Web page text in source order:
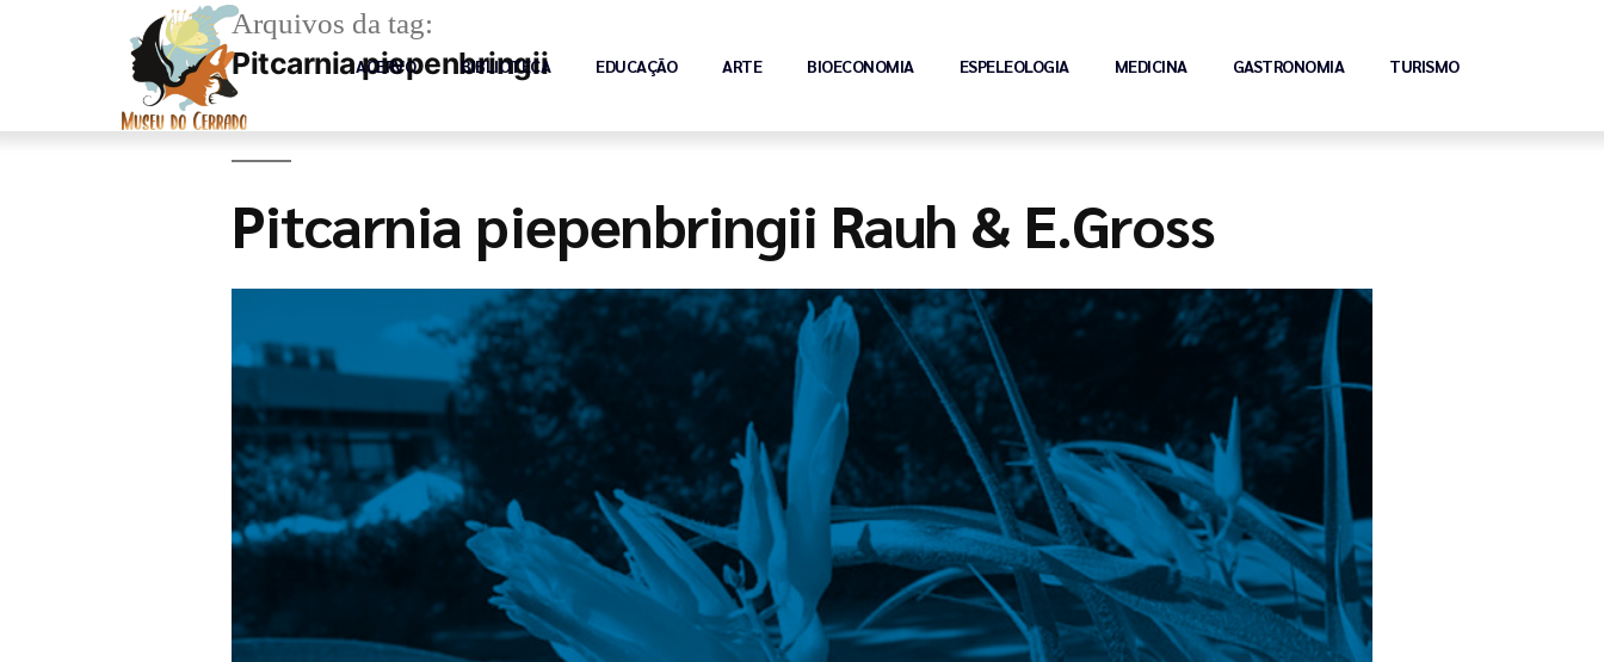
ACERVO BIBLIOTECA EDUCAÇÃO ARTE BIOECONOMIA ESPELEOLOGIA MEDICINA GASTRONOMIA TURISMO
Arquivos da tag:
Pitcarnia piepenbringii
Pitcarnia piepenbringii Rauh & E.Gross